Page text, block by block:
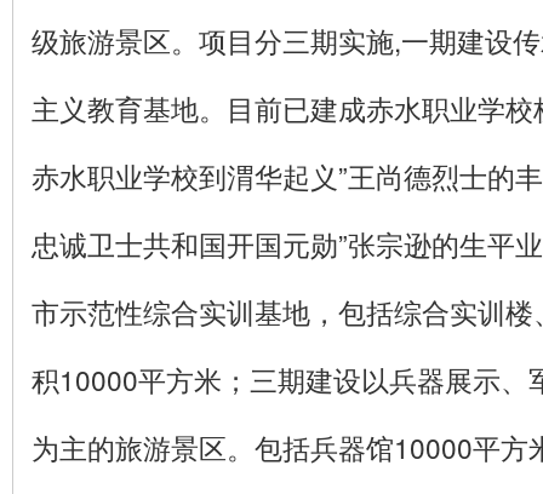
级旅游景区。项目分三期实施,一期建设
主义教育基地。目前已建成赤水职业学校
赤水职业学校到渭华起义”王尚德烈士的
忠诚卫士共和国开国元勋”张宗逊的生平
市示范性综合实训基地，包括综合实训
积10000平方米；三期建设以兵器展示、
为主的旅游景区。包括兵器馆10000平方